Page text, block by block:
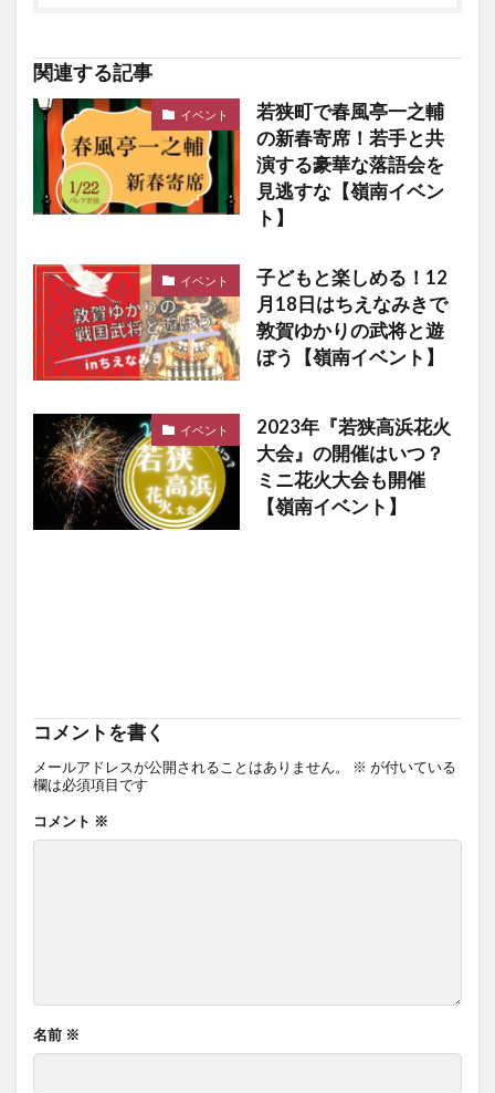
関連する記事
イベント
若狭町で春風亭一之輔
の新春寄席！若手と共
演する豪華な落語会を
見逃すな【嶺南イベン
ト】
イベント
子どもと楽しめる！12
月18日はちえなみきで
敦賀ゆかりの武将と遊
ぼう【嶺南イベント】
イベント
2023年『若狭高浜花火
大会』の開催はいつ？
ミニ花火大会も開催
【嶺南イベント】
コメントを書く
メールアドレスが公開されることはありません。 ※ が付いている
欄は必須項目です
コメント ※
名前 ※